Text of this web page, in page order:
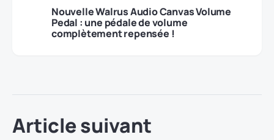
Nouvelle Walrus Audio Canvas Volume
Pedal : une pédale de volume
complètement repensée !
Article suivant